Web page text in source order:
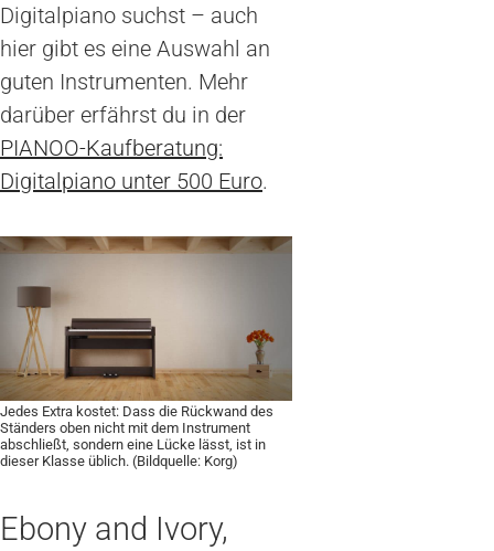
Digitalpiano suchst – auch
hier gibt es eine Auswahl an
guten Instrumenten. Mehr
darüber erfährst du in der
PIANOO-Kaufberatung:
Digitalpiano unter 500 Euro.
Jedes Extra kostet: Dass die Rückwand des
Ständers oben nicht mit dem Instrument
abschließt, sondern eine Lücke lässt, ist in
dieser Klasse üblich. (Bildquelle: Korg)
Ebony and Ivory,